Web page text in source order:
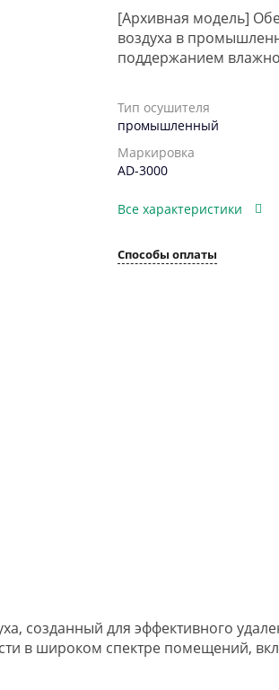
[Архивная модель]
воздуха в
поддержанием
Тип осушителя
промышленный
Маркировка
AD-3000
Все характеристики
Способы оплаты
для эффективного
в широком спектре помещений,